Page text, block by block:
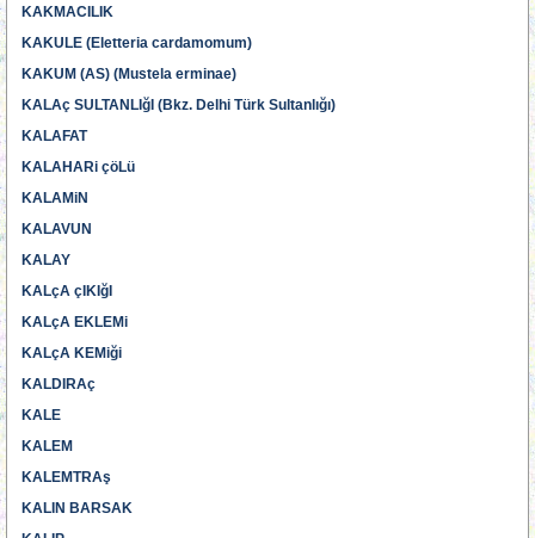
KAKMACILIK
KAKULE (Eletteria cardamomum)
KAKUM (AS) (Mustela erminae)
KALAç SULTANLIğI (Bkz. Delhi Türk Sultanlığı)
KALAFAT
KALAHARi çöLü
KALAMiN
KALAVUN
KALAY
KALçA çIKIğI
KALçA EKLEMi
KALçA KEMiği
KALDIRAç
KALE
KALEM
KALEMTRAş
KALIN BARSAK